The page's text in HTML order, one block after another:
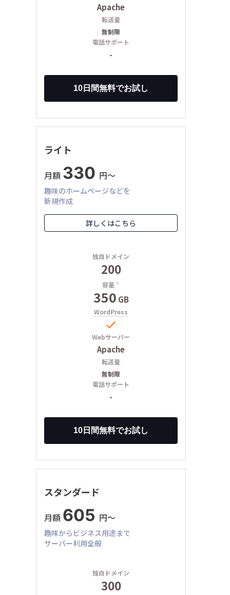
Apache
転送量
無制限
電話サポート
-
ライト
月額 330 円〜
趣味のホームページなどを
新規作成
詳しくはこちら
独自ドメイン
200
容量 ※
350 GB
WordPress

Webサーバー
Apache
転送量
無制限
電話サポート
-
スタンダード
月額 605 円〜
趣味からビジネス用途まで
サーバー利用全般
独自ドメイン
300